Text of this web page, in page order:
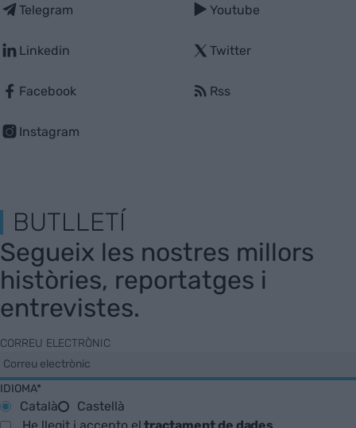
Telegram
Linkedin
Facebook
Instagram
Youtube
Twitter
Rss
BUTLLETÍ
Segueix les nostres millors
històries, reportatges i
entrevistes.
CORREU ELECTRÒNIC
IDIOMA*
Català
Castellà